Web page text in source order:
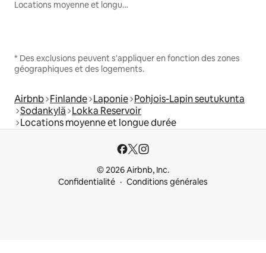
Locations moyenne et longue durée
* Des exclusions peuvent s'appliquer en fonction des zones
géographiques et des logements.
Airbnb Finlande Laponie Pohjois-Lapin seutukunta
Sodankylä Lokka Reservoir
Locations moyenne et longue durée
© 2026 Airbnb, Inc.
Confidentialité
Conditions générales